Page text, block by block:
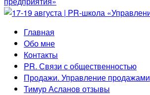
Главная
Обо мне
Контакты
PR. Связи с общественностью
Продажи. Управление продажами
Тимур Асланов отзывы